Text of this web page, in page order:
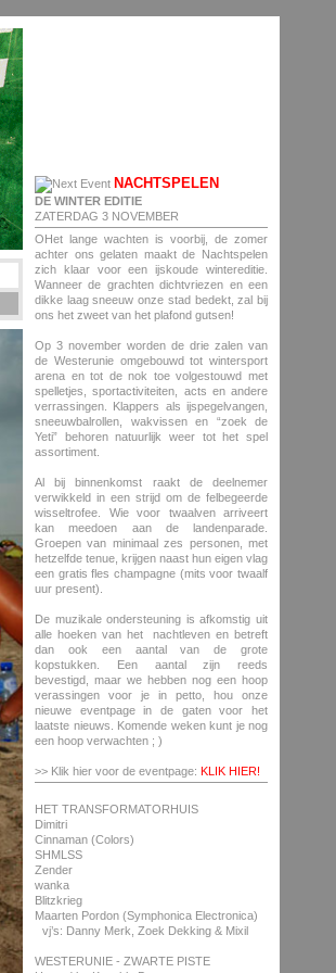
NACHTSPELEN
DE WINTER EDITIE
ZATERDAG 3 NOVEMBER
OHet lange wachten is voorbij, de zomer
achter ons gelaten maakt de Nachtspelen
zich klaar voor een ijskoude wintereditie.
Wanneer de grachten dichtvriezen en een
dikke laag sneeuw onze stad bedekt, zal bij
ons het zweet van het plafond gutsen!
Op 3 november worden de drie zalen van
de Westerunie omgebouwd tot wintersport
arena en tot de nok toe volgestouwd met
spelletjes, sportactiviteiten, acts en andere
verrassingen. Klappers als ijspegelvangen,
sneeuwbalrollen, wakvissen en “zoek de
Yeti” behoren natuurlijk weer tot het spel
assortiment.
Al bij binnenkomst raakt de deelnemer
verwikkeld in een strijd om de felbegeerde
wisseltrofee. Wie voor twaalven arriveert
kan meedoen aan de landenparade.
Groepen van minimaal zes personen, met
hetzelfde tenue, krijgen naast hun eigen vlag
een gratis fles champagne (mits voor twaalf
uur present).
De muzikale ondersteuning is afkomstig uit
alle hoeken van het nachtleven en betreft
dan ook een aantal van de grote
kopstukken. Een aantal zijn reeds
bevestigd, maar we hebben nog een hoop
verassingen voor je in petto, hou onze
nieuwe eventpage in de gaten voor het
laatste nieuws. Komende weken kunt je nog
een hoop verwachten ; )
>> Klik hier voor de eventpage: KLIK HIER!
HET TRANSFORMATORHUIS
Dimitri
Cinnaman (Colors)
SHMLSS
Zender
wanka
Blitzkrieg
Maarten Pordon (Symphonica Electronica)
vj’s: Danny Merk, Zoek Dekking & Mixil
WESTERUNIE - ZWARTE PISTE